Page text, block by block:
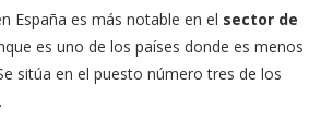
España es más notable en el sector de
es uno de los países donde es menos
sitúa en el puesto número tres de los